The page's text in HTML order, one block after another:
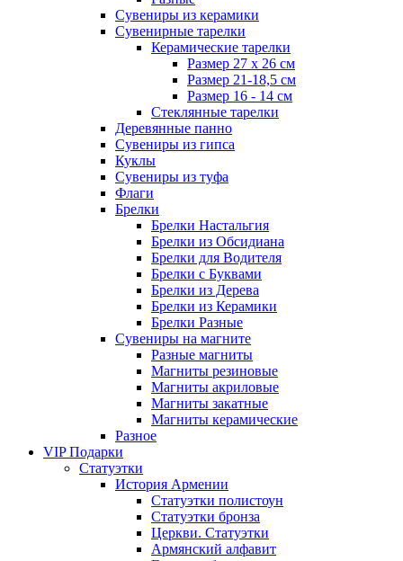
Сувениры из керамики
Сувенирные тарелки
Керамические тарелки
Размер 27 х 26 см
Размер 21-18,5 см
Размер 16 - 14 см
Стеклянные тарелки
Деревянные панно
Сувениры из гипса
Куклы
Сувениры из туфа
Флаги
Брелки
Брелки Настальгия
Брелки из Обсидиана
Брелки для Водителя
Брелки с Буквами
Брелки из Дерева
Брелки из Керамики
Брелки Разные
Сувениры на магните
Разные магниты
Магниты резиновые
Магниты акриловые
Магниты закатные
Магниты керамические
Разное
VIP Подарки
Статуэтки
История Армении
Статуэтки полистоун
Статуэтки бронза
Церкви. Статуэтки
Армянский алфавит